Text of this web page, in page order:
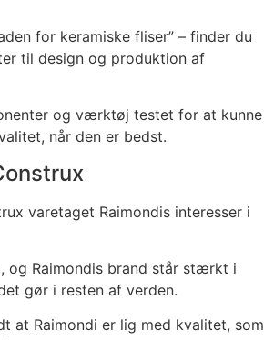
for keramiske fliser” – finder du
til design og produktion af
og værktøj testet for at kunne
når den er bedst.
varetaget Raimondis interesser i
og Raimondis brand står stærkt i
gør i resten af verden.
at Raimondi er lig med kvalitet, som